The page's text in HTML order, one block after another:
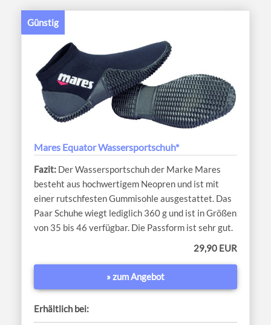
Günstig
Mares Equator Wassersportschuh*
Der Wassersportschuh der Marke Mares
besteht aus hochwertigem Neopren und ist mit
einer rutschfesten Gummisohle ausgestattet. Das
Paar Schuhe wiegt lediglich 360 g und ist in Größen
von 35 bis 46 verfügbar. Die Passform ist sehr gut.
29,90 EUR
» zum Angebot
Erhältlich bei: